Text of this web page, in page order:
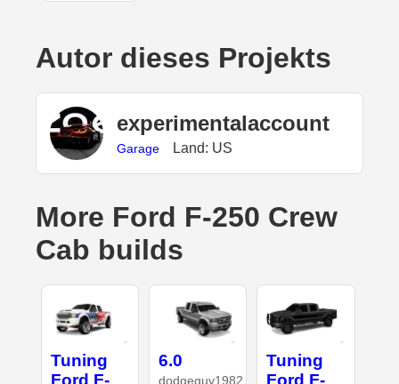
Autor dieses Projekts
experimentalaccount
Garage Land: US
More Ford F-250 Crew
Cab builds
Tuning
Ford F-
6.0
dodgeguy1982
Tuning
Ford F-